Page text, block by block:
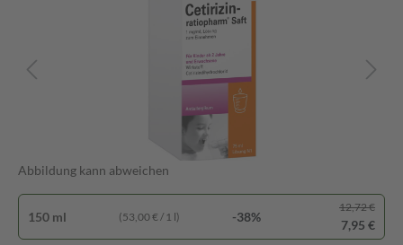
Abbildung kann abweichen
150 ml (53,00 € / 1 l) -38%
12,72 €
7,95 €